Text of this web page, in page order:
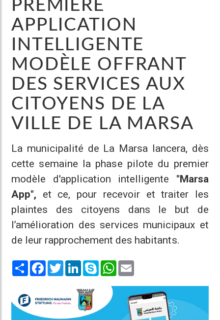
PREMIÈRE
APPLICATION
INTELLIGENTE
MODÈLE OFFRANT
DES SERVICES AUX
CITOYENS DE LA
VILLE DE LA MARSA
La municipalité de La Marsa lancera, dès
cette semaine la phase pilote du premier
modèle d'application intelligente "Marsa
App", et ce, pour recevoir et traiter les
plaintes des citoyens dans le but de
l’amélioration des services municipaux et
de leur rapprochement des habitants.
Share Facebook
TwitterLinkedInSkype WhatsApp